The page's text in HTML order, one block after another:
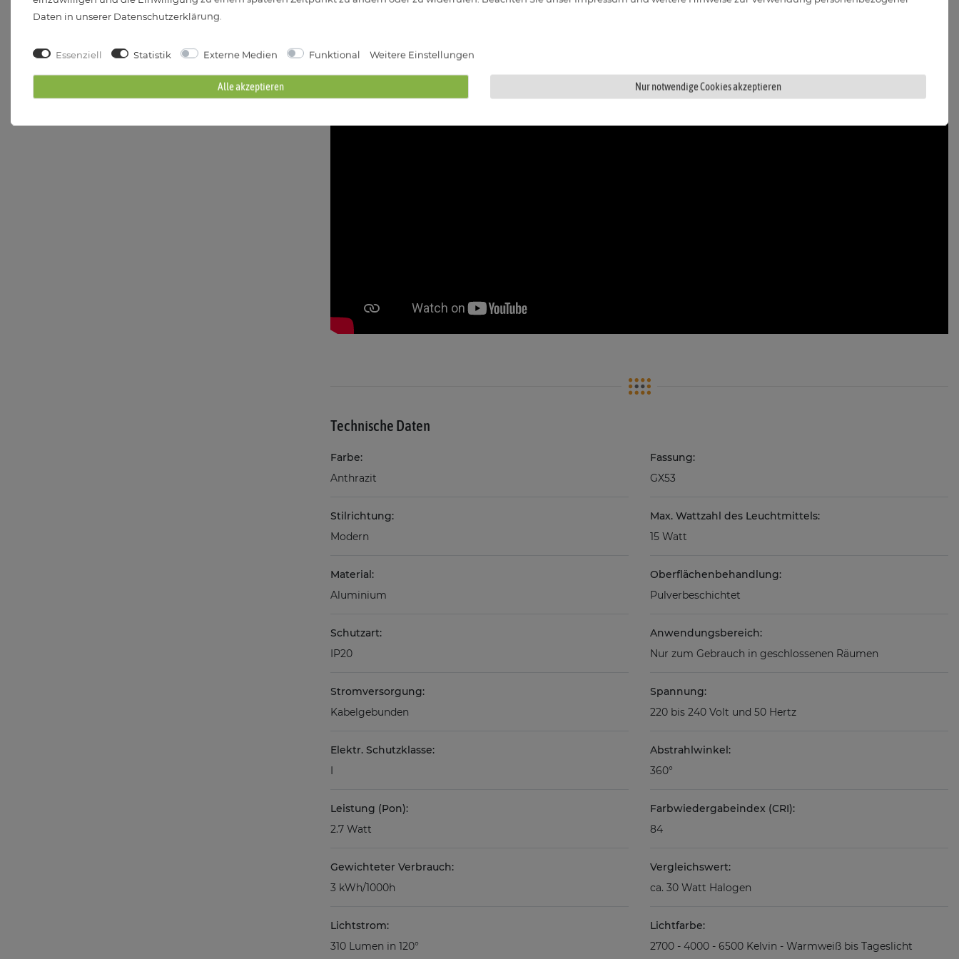
Technische Daten
Farbe:
Anthrazit
Fassung:
GX53
Stilrichtung:
Modern
Max. Wattzahl des Leuchtmittels:
15 Watt
Material:
Aluminium
Oberflächenbehandlung:
Pulverbeschichtet
Schutzart:
IP20
Anwendungsbereich:
Nur zum Gebrauch in geschlossenen Räumen
Stromversorgung:
Kabelgebunden
Spannung:
220 bis 240 Volt und 50 Hertz
Elektr. Schutzklasse:
I
Abstrahlwinkel:
360°
Leistung (Pon):
2.7 Watt
Farbwiedergabeindex (CRI):
84
Gewichteter Verbrauch:
3 kWh/1000h
Vergleichswert:
ca. 30 Watt Halogen
Lichtstrom:
310 Lumen in 120°
Lichtfarbe:
2700 - 4000 - 6500 Kelvin - Warmweiß bis Tageslicht
Daten in unserer Daten­schutz­erklärung
Essenziell Statistik Externe Medien Funktional Weitere Einstellungen
Alle akzeptieren Nur notwendige Cookies akzeptieren